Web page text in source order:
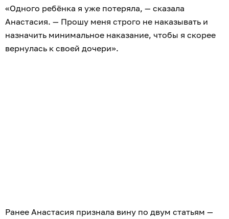
«Одного ребёнка я уже потеряла, — сказала
Анастасия. — Прошу меня строго не наказывать и
назначить минимальное наказание, чтобы я скорее
вернулась к своей дочери».
Ранее Анастасия признала вину по двум статьям —